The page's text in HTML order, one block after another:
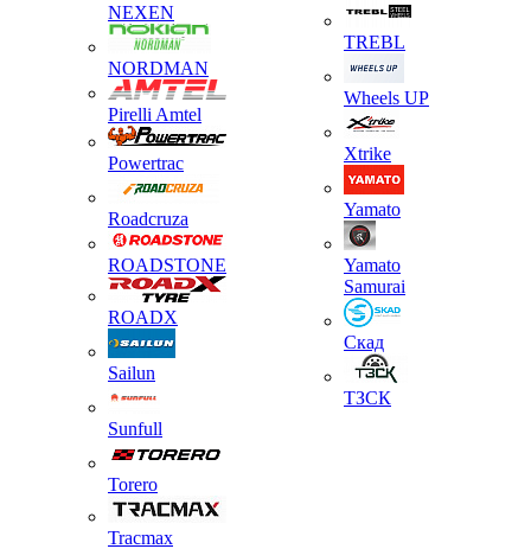
NEXEN
NORDMAN
Pirelli Amtel
Powertrac
Roadcruza
ROADSTONE
ROADX
Sailun
Sunfull
Torero
Tracmax
TREBL
Wheels UP
Xtrike
Yamato
Yamato
Samurai
Скад
ТЗСК